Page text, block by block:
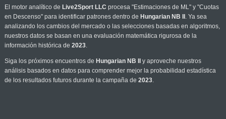
El motor analítico de Live2Sport LLC procesa "Estimaciones de ML" y "Cuotas
en Descenso" para identificar patrones dentro de Hungarian NB II . Ya sea
analizando los cambios del mercado o las selecciones basadas en algoritmos,
nuestros datos se basan en una evaluación matemática rigurosa de la
información histórica de 2023.
Siga los próximos encuentros de Hungarian NB II
y aproveche nuestros
análisis basados en datos para comprender mejor la probabilidad estadística
de los resultados futuros durante la campaña de 2023.